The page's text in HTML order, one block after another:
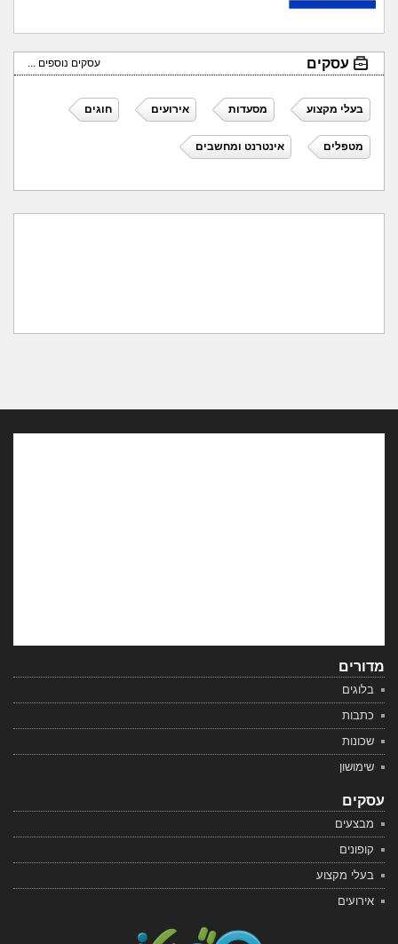
עסקים עסקים נוספים ...
בעלי מקצוע מסעדות אירועים חוגים
מטפלים אינטרנט ומחשבים
מדורים
בלוגים
כתבות
שכונות
שימושון
עסקים
מבצעים
קופונים
בעלי מקצוע
אירועים